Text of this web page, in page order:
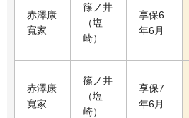
赤澤康
寬家
篠ノ井
（塩
崎）
享保6
年6月
赤澤康
寬家
篠ノ井
（塩
崎）
享保7
年6月